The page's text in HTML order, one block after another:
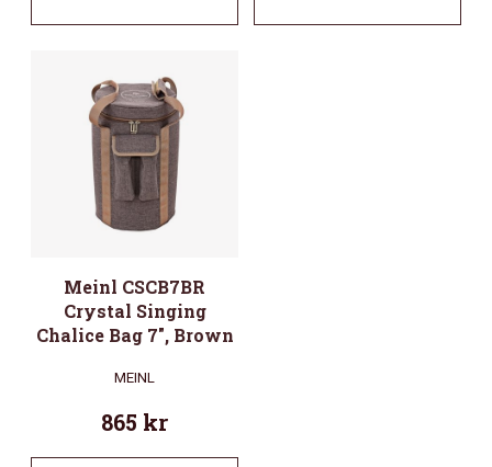
Meinl CSCB7BR
Crystal Singing
Chalice Bag 7″, Brown
MEINL
865 kr